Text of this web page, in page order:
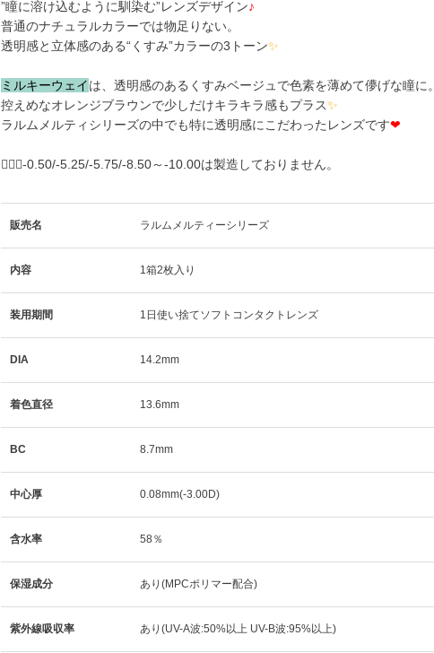
”瞳に溶け込むように馴染む”レンズデザイン♪
普通のナチュラルカラーでは物足りない。
透明感と立体感のある“くすみ”カラーの3トーン✨
ミ ルキーウ ェイは、透明感のあるくすみベージュで色素を薄めて儚げな瞳に。
控えめなオレンジブラウンで少しだけキラキラ感もプラス✨
ラルムメルティシリーズの中でも特に透明感にこだわったレンズです❤
🙇🏼‍♀️-0.50/-5.25/-5.75/-8.50～-10.00は製造しておりません。
販売名 ラルムメルティーシリーズ
内容 1箱2枚入り
装用期間 1日使い捨てソフトコンタクトレンズ
DIA 14.2mm
着色直径 13.6mm
BC 8.7mm
中心厚 0.08mm(-3.00D)
含水率 58％
保湿成分 あり(MPCポリマー配合)
紫外線吸収率 あり(UV-A波:50%以上 UV-B波:95%以上)